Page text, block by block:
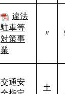
違法
駐車等
対策事
業
〃
交通安
土